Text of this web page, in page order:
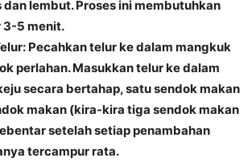
dan lembut. Proses ini membutuhkan
5 menit.
: Pecahkan telur ke dalam mangkuk
perlahan. Masukkan telur ke dalam
secara bertahap, satu sendok makan
makan (kira-kira tiga sendok makan
setelah setiap penambahan
tercampur rata.